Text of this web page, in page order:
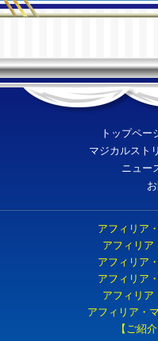
トップペー
マジカルスト
ニュー
アフィリア
アフィリア
アフィリア
アフィリア
アフィリア
アフィリア・
【ご紹